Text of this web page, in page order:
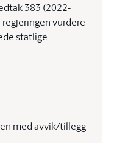
383 (2022-
vurdere
statlige
med avvik/tillegg